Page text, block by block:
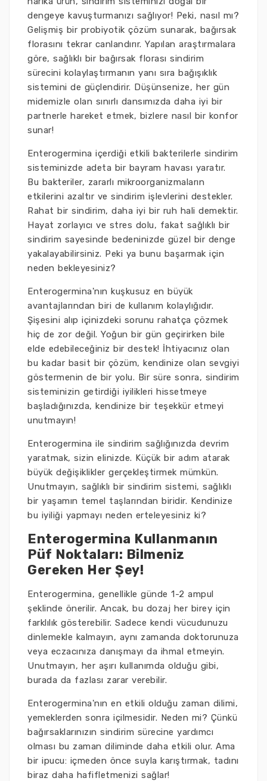
dengeye kavuşturmanızı sağlıyor! Peki, nasıl mı?
Gelişmiş bir probiyotik çözüm sunarak, bağırsak
florasını tekrar canlandırır. Yapılan araştırmalara
göre, sağlıklı bir bağırsak florası sindirim
sürecini kolaylaştırmanın yanı sıra bağışıklık
sistemini de güçlendirir. Düşünsenize, her gün
midemizle olan sınırlı dansımızda daha iyi bir
partnerle hareket etmek, bizlere nasıl bir konfor
sunar!
Enterogermina içerdiği etkili bakterilerle sindirim
sisteminizde adeta bir bayram havası yaratır.
Bu bakteriler, zararlı mikroorganizmaların
etkilerini azaltır ve sindirim işlevlerini destekler.
Rahat bir sindirim, daha iyi bir ruh hali demektir.
Hayat zorlayıcı ve stres dolu, fakat sağlıklı bir
sindirim sayesinde bedeninizde güzel bir denge
yakalayabilirsiniz. Peki ya bunu başarmak için
neden bekleyesiniz?
Enterogermina'nın kuşkusuz en büyük
avantajlarından biri de kullanım kolaylığıdır.
Şişesini alıp içinizdeki sorunu rahatça çözmek
hiç de zor değil. Yoğun bir gün geçirirken bile
elde edebileceğiniz bir destek! İhtiyacınız olan
bu kadar basit bir çözüm, kendinize olan sevgiyi
göstermenin de bir yolu. Bir süre sonra, sindirim
sisteminizin getirdiği iyilikleri hissetmeye
başladığınızda, kendinize bir teşekkür etmeyi
unutmayın!
Enterogermina ile sindirim sağlığınızda devrim
yaratmak, sizin elinizde. Küçük bir adım atarak
büyük değişiklikler gerçekleştirmek mümkün.
Unutmayın, sağlıklı bir sindirim sistemi, sağlıklı
bir yaşamın temel taşlarından biridir. Kendinize
bu iyiliği yapmayı neden erteleyesiniz ki?
Enterogermina Kullanmanın
Püf Noktaları: Bilmeniz
Gereken Her Şey!
Enterogermina, genellikle günde 1-2 ampul
şeklinde önerilir. Ancak, bu dozaj her birey için
farklılık gösterebilir. Sadece kendi vücudunuzu
dinlemekle kalmayın, aynı zamanda doktorunuza
veya eczacınıza danışmayı da ihmal etmeyin.
Unutmayın, her aşırı kullanımda olduğu gibi,
burada da fazlası zarar verebilir.
Enterogermina'nın en etkili olduğu zaman dilimi,
yemeklerden sonra içilmesidir. Neden mi? Çünkü
bağırsaklarınızın sindirim sürecine yardımcı
olması bu zaman diliminde daha etkili olur. Ama
bir ipucu: içmeden önce suyla karıştırmak, tadını
biraz daha hafifletmenizi sağlar!